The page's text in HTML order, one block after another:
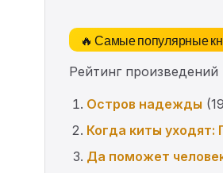
🔥 Самые популярные
Рейтинг произведений
Остров надежды
Когда киты уходят:
Да поможет